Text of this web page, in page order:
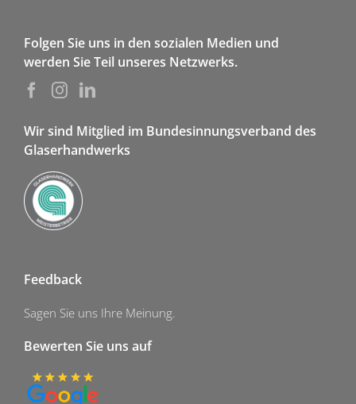
Folgen Sie uns in den sozialen Medien und
werden Sie Teil unseres Netzwerks.
Wir sind Mitglied im Bundesinnungsverband des
Glaserhandwerks
Feedback
Sagen Sie uns Ihre Meinung.
Bewerten Sie uns auf